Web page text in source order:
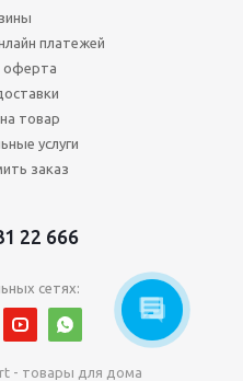
платежей
оферта
товар
услуги
заказ
22 666
сетях:
- товары для дома